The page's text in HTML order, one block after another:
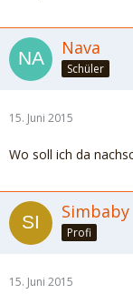
Nava
Schüler
15. Juni 2015
Wo soll ich da
Simbaby
Profi
15. Juni 2015